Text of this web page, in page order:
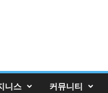
니스 커뮤니티